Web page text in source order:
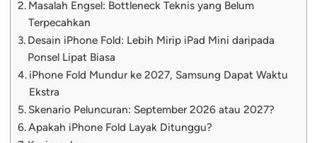
Masalah Engsel: Bottleneck Teknis yang Belum
Terpecahkan
Desain iPhone Fold: Lebih Mirip iPad Mini daripada
Ponsel Lipat Biasa
iPhone Fold Mundur ke 2027, Samsung Dapat Waktu
Ekstra
Skenario Peluncuran: September 2026 atau 2027?
Apakah iPhone Fold Layak Ditunggu?